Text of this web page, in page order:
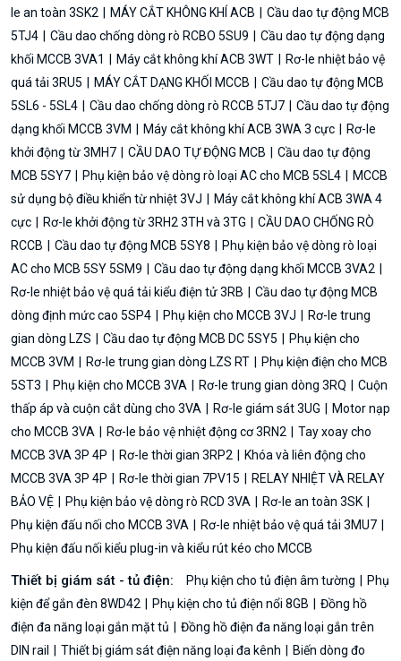
le an toàn 3SK2
MÁY CẮT KHÔNG KHÍ ACB
Cầu dao tự động MCB
5TJ4
Cầu dao chống dòng rò RCBO 5SU9
Cầu dao tự động dạng
khối MCCB 3VA1
Máy cắt không khí ACB 3WT
Rơ-le nhiệt bảo vệ
quá tải 3RU5
MÁY CẮT DẠNG KHỐI MCCB
Cầu dao tự động MCB
5SL6 - 5SL4
Cầu dao chống dòng rò RCCB 5TJ7
Cầu dao tự động
dạng khối MCCB 3VM
Máy cắt không khí ACB 3WA 3 cực
Rơ-le
khởi động từ 3MH7
CẦU DAO TỰ ĐỘNG MCB
Cầu dao tự động
MCB 5SY7
Phụ kiện bảo vệ dòng rò loại AC cho MCB 5SL4
MCCB
sử dụng bộ điều khiển từ nhiệt 3VJ
Máy cắt không khí ACB 3WA 4
cực
Rơ-le khởi động từ 3RH2 3TH và 3TG
CẦU DAO CHỐNG RÒ
RCCB
Cầu dao tự động MCB 5SY8
Phụ kiện bảo vệ dòng rò loại
AC cho MCB 5SY 5SM9
Cầu dao tự động dạng khối MCCB 3VA2
Rơ-le nhiệt bảo vệ quá tải kiểu điện tử 3RB
Cầu dao tự động MCB
dòng định mức cao 5SP4
Phụ kiện cho MCCB 3VJ
Rơ-le trung
gian dòng LZS
Cầu dao tự động MCB DC 5SY5
Phụ kiện cho
MCCB 3VM
Rơ-le trung gian dòng LZS RT
Phụ kiện điện cho MCB
5ST3
Phụ kiện cho MCCB 3VA Rơ-le trung gian dòng 3RQ
Cuộn
thấp áp và cuộn cắt dùng cho 3VA
Rơ-le giám sát 3UG
Motor nạp
cho MCCB 3VA
Rơ-le bảo vệ nhiệt động cơ 3RN2
Tay xoay cho
MCCB 3VA 3P 4P
Rơ-le thời gian 3RP2
Khóa và liên động cho
MCCB 3VA 3P 4P
Rơ-le thời gian 7PV15
RELAY NHIỆT VÀ RELAY
BẢO VỆ
Phụ kiện bảo vệ dòng rò RCD 3VA
Rơ-le an toàn 3SK
Phụ kiện đấu nối cho MCCB 3VA
Rơ-le nhiệt bảo vệ quá tải 3MU7
Phụ kiện đấu nối kiểu plug-in và kiểu rút kéo cho MCCB
Thiết bị giám sát - tủ điện: Phụ kiện cho tủ điện âm tường
Phụ
kiện để gắn đèn 8WD42
Phụ kiện cho tủ điện nổi 8GB
Đồng hồ
điện đa năng loại gắn mặt tủ
Đồng hồ điện đa năng loại gắn trên
DIN rail
Thiết bị giám sát điện năng loại đa kênh Biến dòng đo